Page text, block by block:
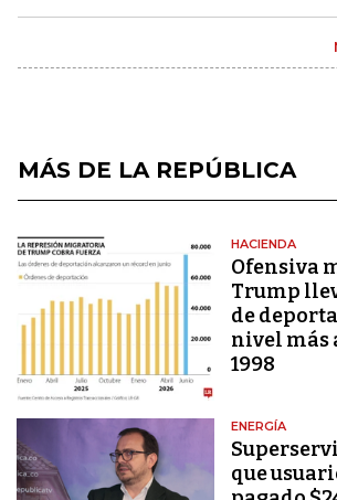
MÁS DE LA REPÚBLICA
HACIENDA
Ofensiva
Trump
de
nivel más
1998
ENERGÍA
que